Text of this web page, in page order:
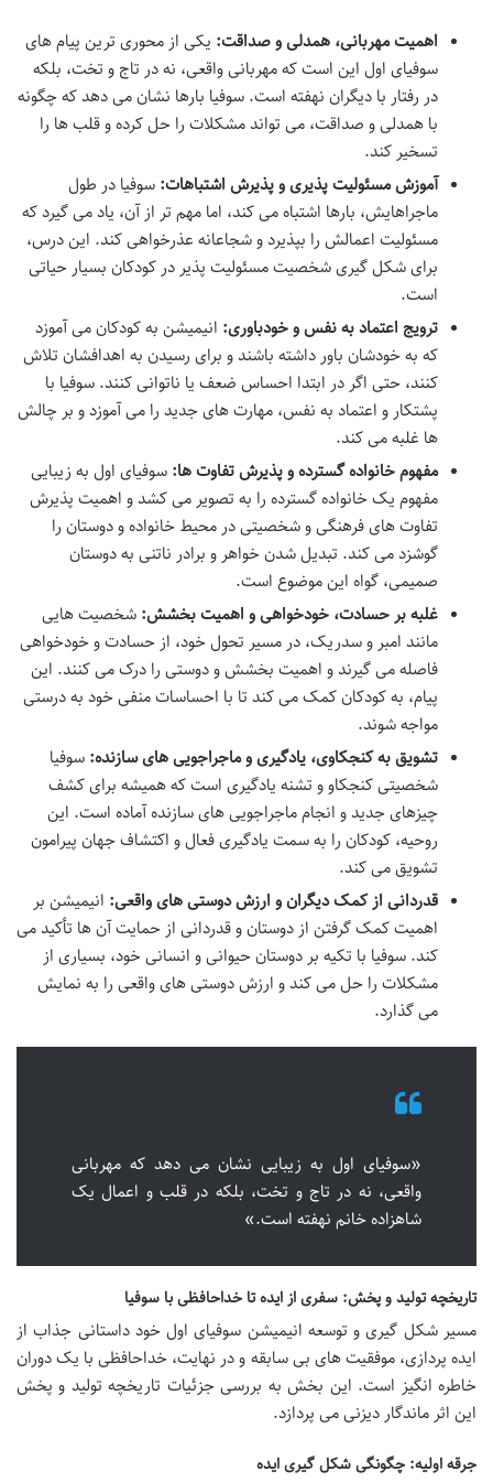
اهمیت مهربانی، همدلی و صداقت: یکی از محوری ترین پیام های
سوفیای اول این است که مهربانی واقعی، نه در تاج و تخت، بلکه
در رفتار با دیگران نهفته است. سوفیا بارها نشان می دهد که چگونه
با همدلی و صداقت، می تواند مشکلات را حل کرده و قلب ها را
تسخیر کند.
آموزش مسئولیت پذیری و پذیرش اشتباهات: سوفیا در طول
ماجراهایش، بارها اشتباه می کند، اما مهم تر از آن، یاد می گیرد که
مسئولیت اعمالش را بپذیرد و شجاعانه عذرخواهی کند. این درس،
برای شکل گیری شخصیت مسئولیت پذیر در کودکان بسیار حیاتی
است.
ترویج اعتماد به نفس و خودباوری: انیمیشن به کودکان می آموزد
که به خودشان باور داشته باشند و برای رسیدن به اهدافشان تلاش
کنند، حتی اگر در ابتدا احساس ضعف یا ناتوانی کنند. سوفیا با
پشتکار و اعتماد به نفس، مهارت های جدید را می آموزد و بر چالش
ها غلبه می کند.
مفهوم خانواده گسترده و پذیرش تفاوت ها: سوفیای اول به زیبایی
مفهوم یک خانواده گسترده را به تصویر می کشد و اهمیت پذیرش
تفاوت های فرهنگی و شخصیتی در محیط خانواده و دوستان را
گوشزد می کند. تبدیل شدن خواهر و برادر ناتنی به دوستان
صمیمی، گواه این موضوع است.
غلبه بر حسادت، خودخواهی و اهمیت بخشش: شخصیت هایی
مانند امبر و سدریک، در مسیر تحول خود، از حسادت و خودخواهی
فاصله می گیرند و اهمیت بخشش و دوستی را درک می کنند. این
پیام، به کودکان کمک می کند تا با احساسات منفی خود به درستی
مواجه شوند.
تشویق به کنجکاوی، یادگیری و ماجراجویی های سازنده: سوفیا
شخصیتی کنجکاو و تشنه یادگیری است که همیشه برای کشف
چیزهای جدید و انجام ماجراجویی های سازنده آماده است. این
روحیه، کودکان را به سمت یادگیری فعال و اکتشاف جهان پیرامون
تشویق می کند.
قدردانی از کمک دیگران و ارزش دوستی های واقعی: انیمیشن بر
اهمیت کمک گرفتن از دوستان و قدردانی از حمایت آن ها تأکید می
کند. سوفیا با تکیه بر دوستان حیوانی و انسانی خود، بسیاری از
مشکلات را حل می کند و ارزش دوستی های واقعی را به نمایش
می گذارد.
«سوفیای اول به زیبایی نشان می دهد که مهربانی
واقعی، نه در تاج و تخت، بلکه در قلب و اعمال یک
شاهزاده خانم نهفته است.»
تاریخچه تولید و پخش: سفری از ایده تا خداحافظی با سوفیا
مسیر شکل گیری و توسعه انیمیشن سوفیای اول خود داستانی جذاب از
ایده پردازی، موفقیت های بی سابقه و در نهایت، خداحافظی با یک دوران
خاطره انگیز است. این بخش به بررسی جزئیات تاریخچه تولید و پخش
این اثر ماندگار دیزنی می پردازد.
جرقه اولیه: چگونگی شکل گیری ایده